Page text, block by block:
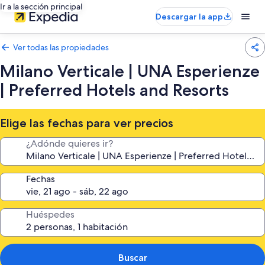
Ir a la sección principal
Descargar la app
Ver todas las propiedades
Milano Verticale | UNA Esperienze
| Preferred Hotels and Resorts
Elige las fechas para ver precios
¿Adónde quieres ir?
Fechas
Huéspedes
Buscar